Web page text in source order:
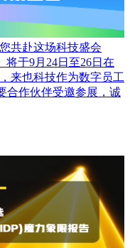
共赴这场科技盛会
将于9月24日至26日在
来也科技作为数字员工
合作伙伴受邀参展，诚